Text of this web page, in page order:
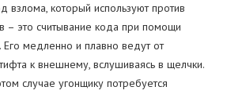
взлома, который используют против
– это считывание кода при помощи
Его медленно и плавно ведут от
к внешнему, вслушиваясь в щелчки.
случае угонщику потребуется